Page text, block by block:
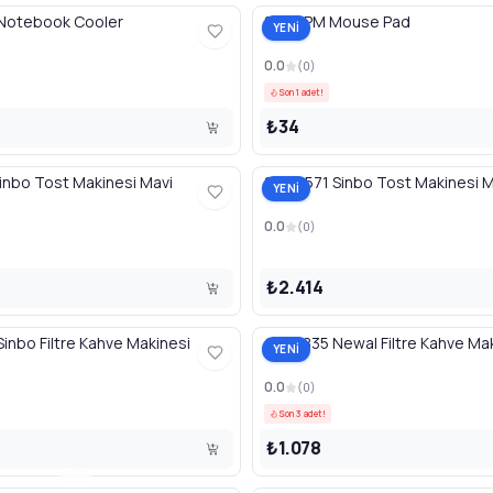
Cooler YENİ
8258 PM Mouse Pad
0.0 (0)
Son 1 adet!
₺34
Tost Makinesi Mavi YENİ
SSM2571 Sinbo Tost Makinesi
0.0 (0)
₺2.414
Filtre Kahve Makinesi YENİ
COF3835 Newal Filtre Kahve
0.0 (0)
Son 3 adet!
₺1.078